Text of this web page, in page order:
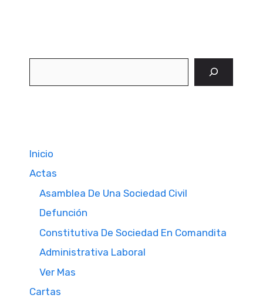
Inicio
Actas
Asamblea De Una Sociedad Civil
Defunción
Constitutiva De Sociedad En Comandita
Administrativa Laboral
Ver Mas
Cartas